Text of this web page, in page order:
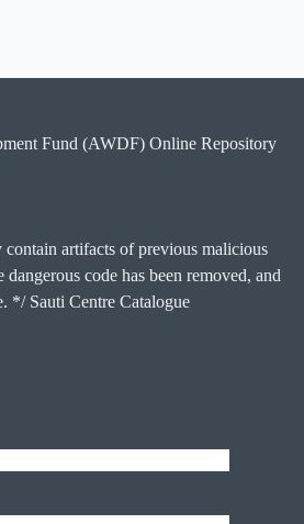
Fund (AWDF) Online Repository
artifacts of previous malicious
code has been removed, and
*/ Sauti Centre Catalogue